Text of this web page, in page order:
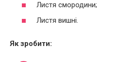
Листя смородини;
Листя вишні.
Як зробити: